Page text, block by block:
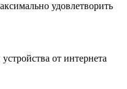
удовлетворить
от интернета